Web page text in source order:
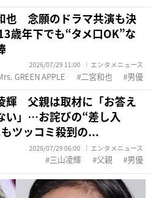
也 念願のドラマ共演も決
歳年下でも“タメ口OK”な
2026/07/29 11:00 エンタメニュース
GREEN APPLE 二宮和也 男優
輝 父親は取材に「お答え
い」…お詫びの“差し入
ツッコミ殺到の...
2026/07/29 06:00 エンタメニュース
三山凌輝 父親 男優